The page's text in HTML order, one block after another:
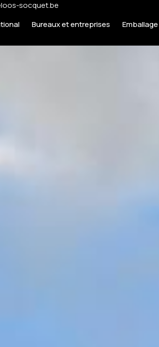
socquet.be
Bureaux et entreprises Emballage